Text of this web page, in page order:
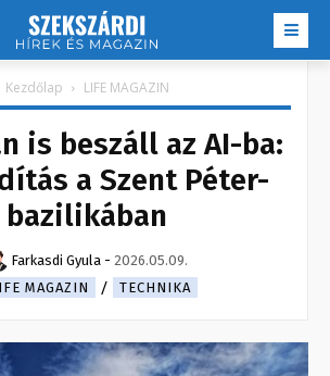
Kezdőlap LIFE MAGAZIN
is beszáll az AI-ba:
a Szent Péter-
bazilikában
Farkasdi Gyula - 2026.05.09.
MAGAZIN
TECHNIKA